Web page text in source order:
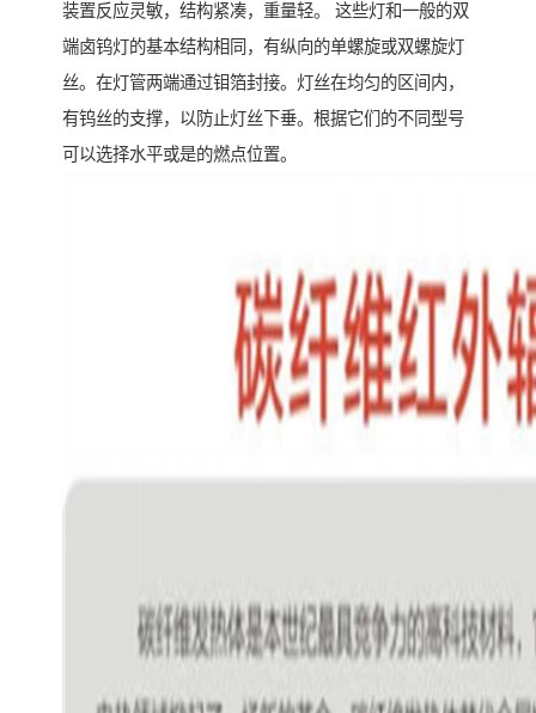
装置反应灵敏，结构紧凑，重量轻。 这些灯和一般的双
端卤钨灯的基本结构相同，有纵向的单螺旋或双螺旋灯
丝。在灯管两端通过钼箔封接。灯丝在均匀的区间内，
有钨丝的支撑，以防止灯丝下垂。根据它们的不同型号
可以选择水平或是的燃点位置。